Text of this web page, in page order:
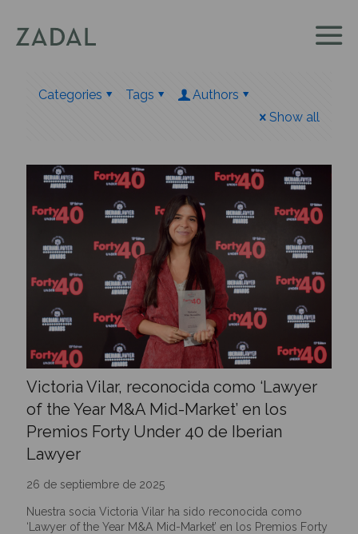
Categories Tags
Authors
Show all
Victoria Vilar, reconocida como ‘Lawyer
of the Year M&A Mid-Market’ en los
Premios Forty Under 40 de Iberian
Lawyer
26 de septiembre de 2025
Nuestra socia Victoria Vilar ha sido reconocida como
‘Lawyer of the Year M&A Mid-Market’ en los Premios Forty